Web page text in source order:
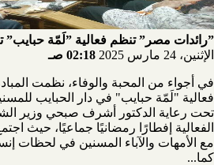
”رائدات مصر” تنظم فعالية ”لَمّة حبايب”
الإثنين، 24 مارس 2025
02:18 صـ
في أجواء من المحبة والوفاء، نظمت
فعالية "لَمّة حبايب" في دار الحبايب
تحت رعاية الدكتور أشرف صبحي وزير
الفعالية إفطارًا رمضانيًا جماعيًا، حيث
مع الأمهات والآباء المسنين في لحظات
كما...